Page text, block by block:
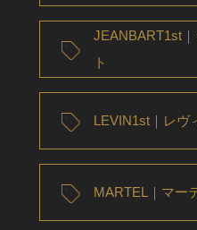
JEANBART1st
ト
LEVIN1st｜レヴ
MARTEL｜マー